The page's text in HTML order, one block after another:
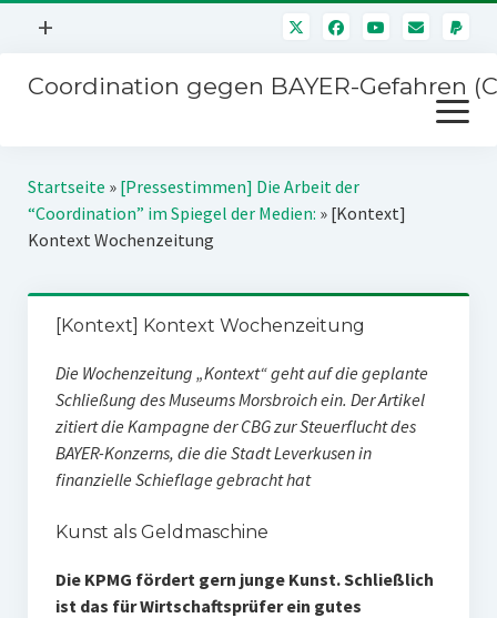
Menü
+
Mitmachen
Über uns
Kontakt
Impressum
Störfälle
Coordination gegen BAYER-Gefahren
Menü
öffnen
Kampagnen
Jahrestagung
SPENDEN
Startseite » [Pressestimmen] Die Arbeit der
“Coordination” im Spiegel der Medien: » [Kontext]
Kontext Wochenzeitung
[Kontext] Kontext Wochenzeitung
Die Wochenzeitung „Kontext“ geht auf die geplante
Schließung des Museums Morsbroich ein. Der Artikel
zitiert die Kampagne der CBG zur Steuerflucht des
BAYER-Konzerns, die die Stadt Leverkusen in
finanzielle Schieflage gebracht hat
Kunst als Geldmaschine
Die KPMG fördert gern junge Kunst. Schließlich
ist das für Wirtschaftsprüfer ein gutes